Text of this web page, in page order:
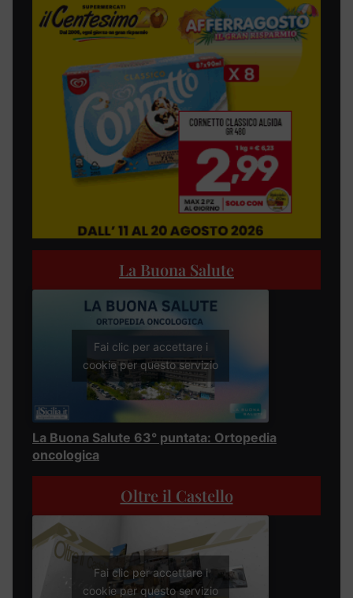
La Buona Salute
Fai clic per accettare i
cookie per questo servizio
La Buona Salute 63° puntata: Ortopedia
oncologica
Oltre il Castello
Fai clic per accettare i
cookie per questo servizio